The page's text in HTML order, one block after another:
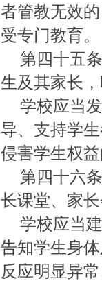
者管教无效
受专门教育。
第四十五条
生及其家长
学校应当发
导、支持学
侵害学生权
第四十六条
长课堂、家
学校应当建
告知学生身
反应明显异